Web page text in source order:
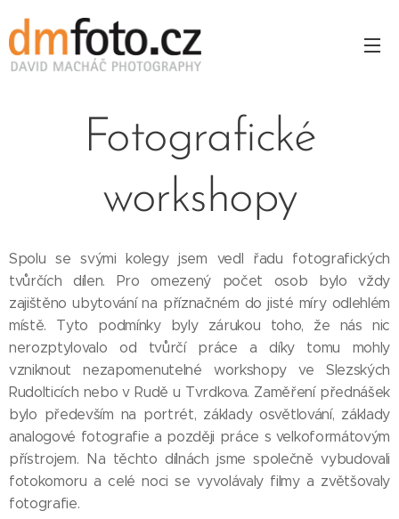
Fotografické
workshopy
Spolu se svými kolegy jsem vedl řadu fotografických
tvůrčích dílen. Pro omezený počet osob bylo vždy
zajištěno ubytování na příznačném do jisté míry odlehlém
místě. Tyto podmínky byly zárukou toho, že nás nic
nerozptylovalo od tvůrčí práce a díky tomu mohly
vzniknout nezapomenutelné workshopy ve Slezských
Rudolticích nebo v Rudě u Tvrdkova. Zaměření přednášek
bylo především na portrét, základy osvětlování, základy
analogové fotografie a později práce s velkoformátovým
přístrojem. Na těchto dílnách jsme společně vybudovali
fotokomoru a celé noci se vyvolávaly filmy a zvětšovaly
fotografie.